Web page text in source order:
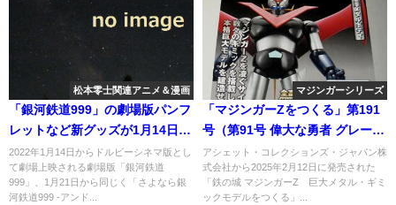
松本零士関連アニメ＆漫画
「銀河鉄道999」の劇場版パンフ
レットなど新グッズが1月14日発
売へ
2022年1月14日からドルビーシネマ版とし
て劇場上映される劇場版「銀河鉄道
999」、1月21日から同じく「さよなら銀
河鉄道999 -アンド...
マジンガーシリーズ
「マジンガーZをつくる」第191
号（第91号 偉大な勇者 グレート
マジンガー 編）
アシェット・コレクションズ・ジャパン株
式会社から2025年2月12日に発売された
「鉄の城 マジンガーZ 巨大メタル・ギミ
ックモデルをつくる」...